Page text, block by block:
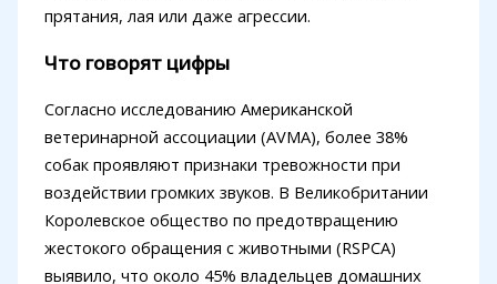
прятания, лая или даже агрессии.
Что говорят цифры
Согласно исследованию Американской
ветеринарной ассоциации (AVMA), более 38%
собак проявляют признаки тревожности при
воздействии громких звуков. В Великобритании
Королевское общество по предотвращению
жестокого обращения с животными (RSPCA)
выявило, что около 45% владельцев домашних